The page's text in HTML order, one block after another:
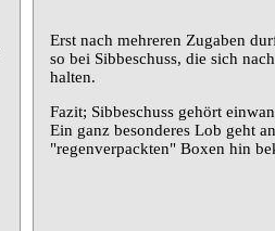
Erst nach mehreren Zugaben
so bei Sibbeschuss, die sich
halten.
Fazit; Sibbeschuss gehört
Ein ganz besonderes Lob geht
"regenverpackten" Boxen hin